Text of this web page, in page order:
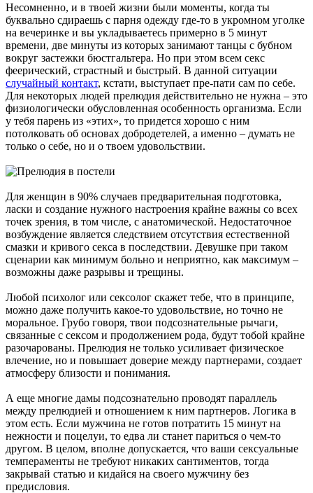
Несомненно, и в твоей жизни были моменты, когда ты
буквально сдираешь с парня одежду где-то в укромном уголке
на вечеринке и вы укладываетесь примерно в 5 минут
времени, две минуты из которых занимают танцы с бубном
вокруг застежки бюстгальтера. Но при этом всем секс
феерический, страстный и быстрый. В данной ситуации
случайный контакт, кстати, выступает пре-пати сам по себе.
Для некоторых людей прелюдия действительно не нужна – это
физиологически обусловленная особенность организма. Если
у тебя парень из «этих», то придется хорошо с ним
потолковать об основах добродетелей, а именно – думать не
только о себе, но и о твоем удовольствии.
Для женщин в 90% случаев предварительная подготовка,
ласки и создание нужного настроения крайне важны со всех
точек зрения, в том числе, с анатомической. Недостаточное
возбуждение является следствием отсутствия естественной
смазки и кривого секса в последствии. Девушке при таком
сценарии как минимум больно и неприятно, как максимум –
возможны даже разрывы и трещины.
Любой психолог или сексолог скажет тебе, что в принципе,
можно даже получить какое-то удовольствие, но точно не
моральное. Грубо говоря, твои подсознательные рычаги,
связанные с сексом и продолжением рода, будут тобой крайне
разочарованы. Прелюдия не только усиливает физическое
влечение, но и повышает доверие между партнерами, создает
атмосферу близости и понимания.
А еще многие дамы подсознательно проводят параллель
между прелюдией и отношением к ним партнеров. Логика в
этом есть. Если мужчина не готов потратить 15 минут на
нежности и поцелуи, то едва ли станет париться о чем-то
другом. В целом, вполне допускается, что ваши сексуальные
темпераменты не требуют никаких сантиментов, тогда
закрывай статью и кидайся на своего мужчину без
предисловия.